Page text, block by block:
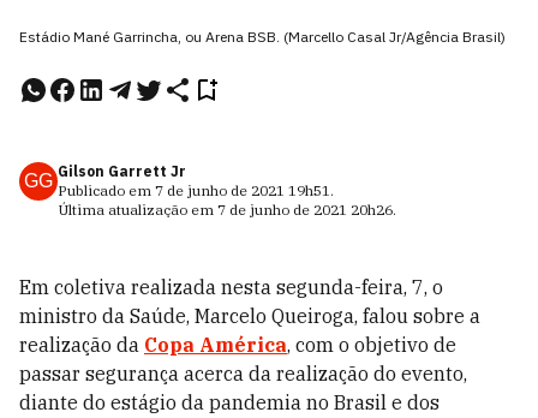
Estádio Mané Garrincha, ou Arena BSB. (Marcello Casal Jr/Agência Brasil)
GG Gilson Garrett Jr
Publicado em 7 de junho de 2021 19h51.
Última atualização em 7 de junho de 2021 20h26.
Em coletiva realizada nesta segunda-feira, 7, o
ministro da Saúde, Marcelo Queiroga, falou sobre a
realização da Copa América, com o objetivo de
passar segurança acerca da realização do evento,
diante do estágio da pandemia no Brasil e dos